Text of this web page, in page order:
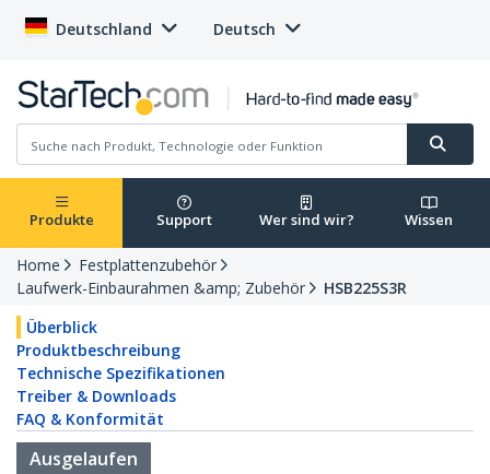
Deutschland Deutsch
Produkte Support Wer sind wir? Wissen
Home
Festplattenzubehör
Laufwerk-Einbaurahmen &amp; Zubehör
HSB225S3R
Überblick
Produktbeschreibung
Technische Spezifikationen
Treiber & Downloads
FAQ & Konformität
Ausgelaufen